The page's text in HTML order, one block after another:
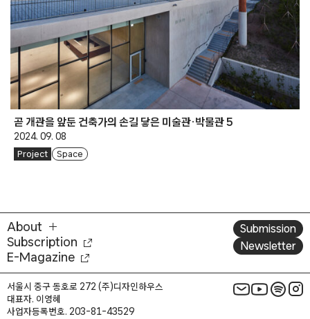
곧 개관을 앞둔 건축가의 손길 닿은 미술관·박물관 5
2024. 09. 08
Project Space
About
Subscription
E-Magazine
Submission
Newsletter
서울시 중구 동호로 272 (주)디자인하우스
대표자. 이영혜
사업자등록번호. 203-81-43529